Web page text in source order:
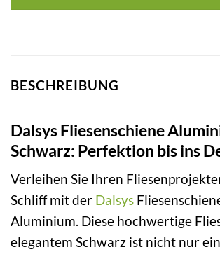
BESCHREIBUNG
Dalsys Fliesenschiene
Schwarz: Perfektion bis ins
Verleihen Sie Ihren
Schliff mit der Dalsys
Aluminium. Diese hochwertige
elegantem Schwarz ist nicht nur